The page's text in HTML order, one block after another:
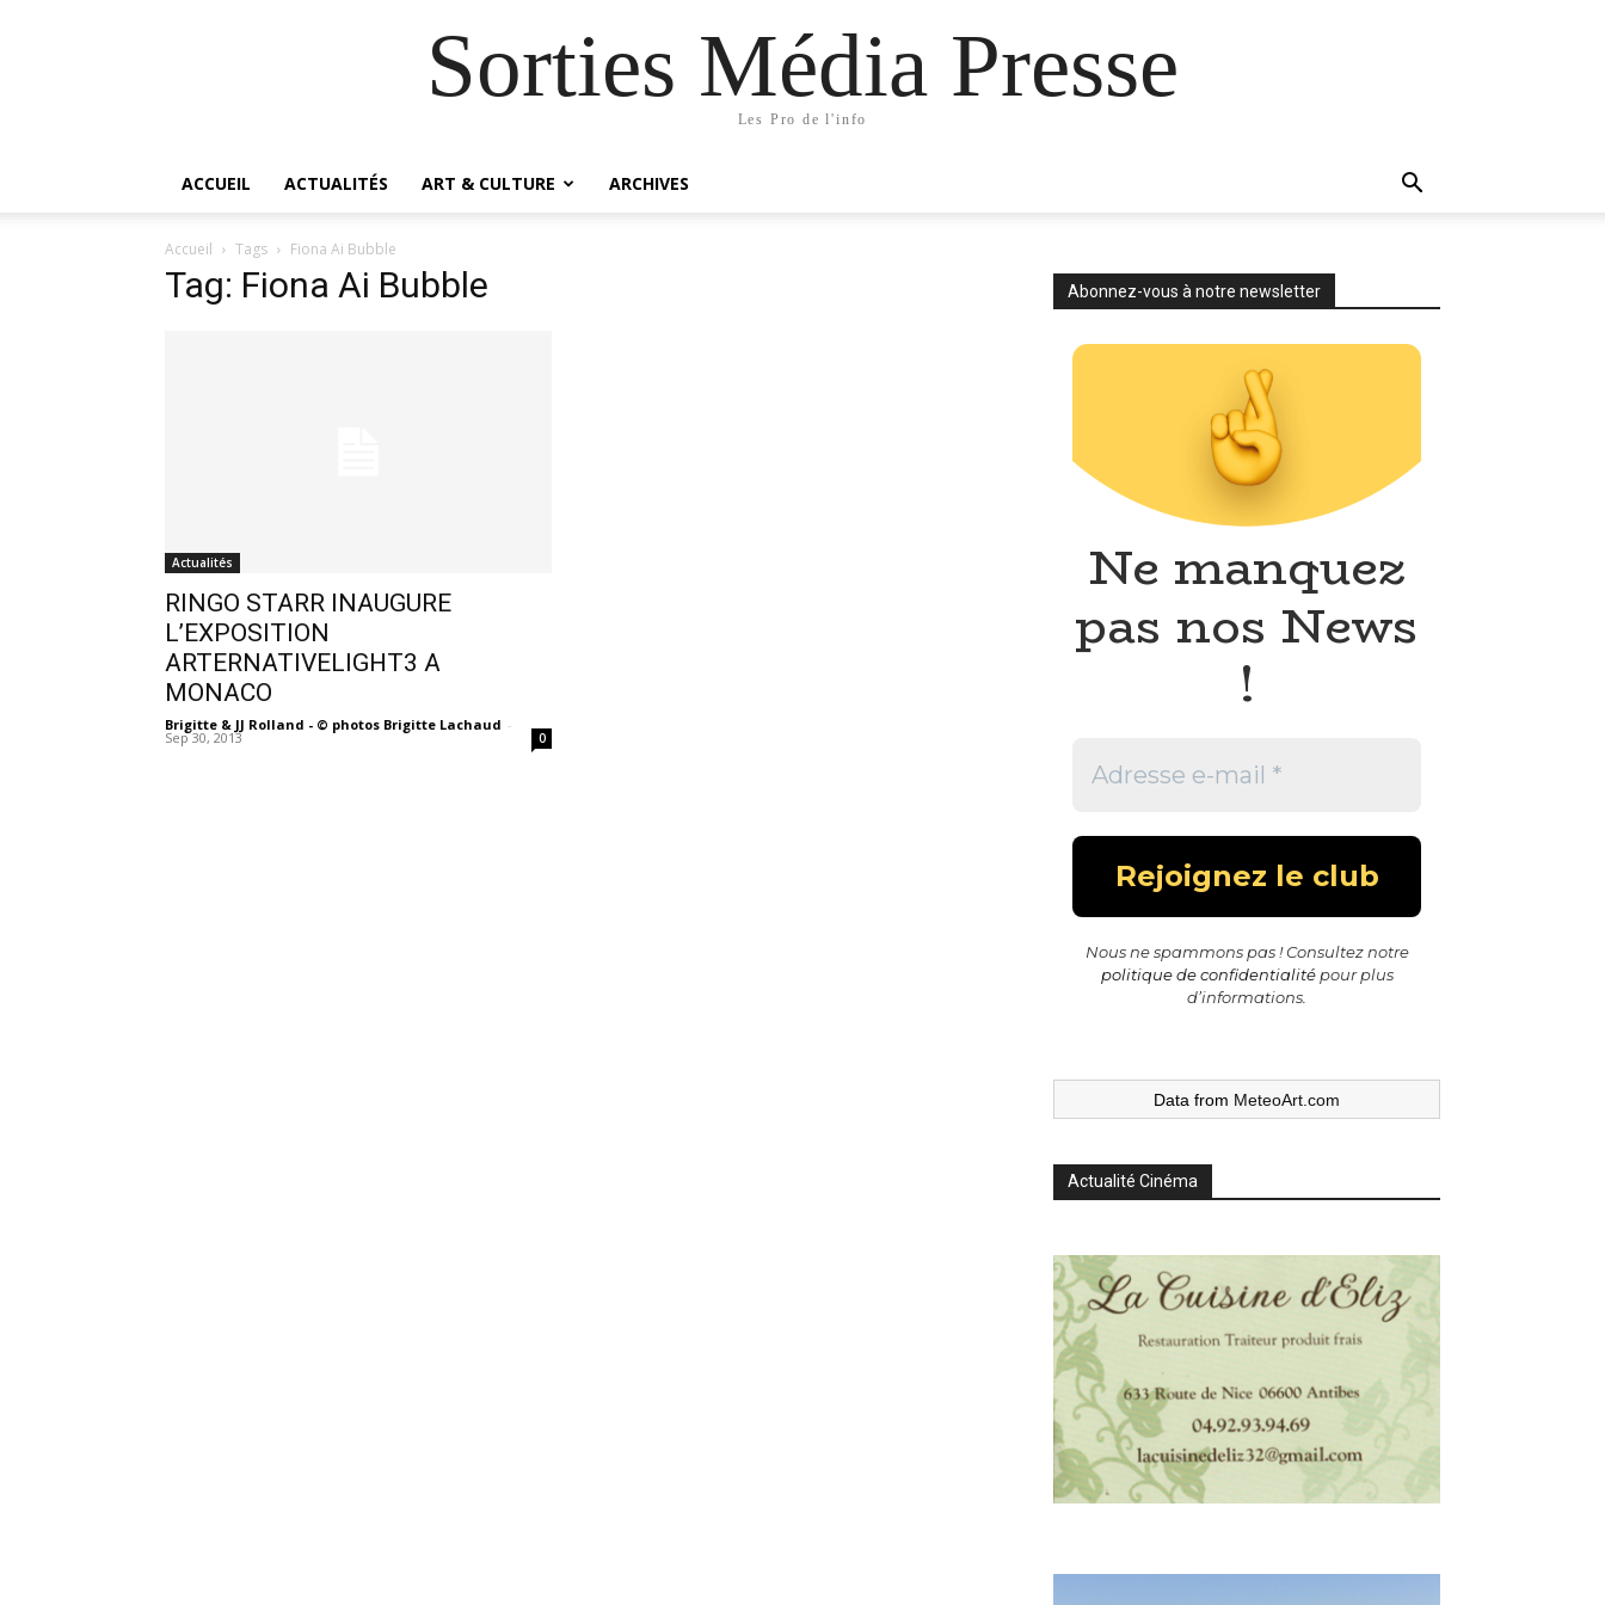
Sorties Média Presse
Les Pro de l'info
ACCUEIL ACTUALITÉS ART & CULTURE ARCHIVES
Accueil Tags Fiona Ai Bubble
Tag: Fiona Ai Bubble
Actualités
RINGO STARR INAUGURE
L’EXPOSITION
ARTERNATIVELIGHT3 A
MONACO
Brigitte & JJ Rolland - © photos Brigitte Lachaud -
Sep 30, 2013 0
Abonnez-vous à notre newsletter
Ne manquez
pas nos News
!
Nous ne spammons pas ! Consultez notre
politique de confidentialitépour plus
d’informations.
Data from MeteoArt.com
Actualité Cinéma